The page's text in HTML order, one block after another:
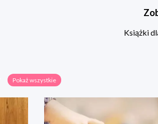
Książki
Pokaż wszystkie